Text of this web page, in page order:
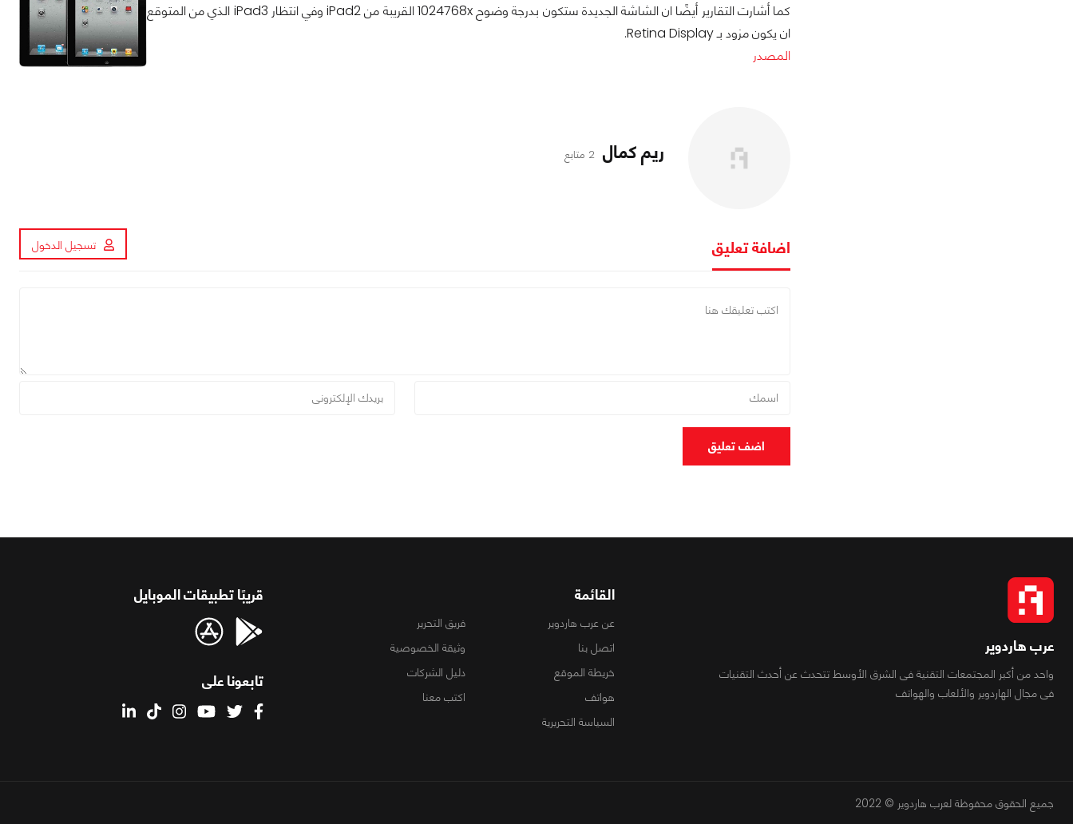
كما أشارت التقارير أيضًا ان الشاشة الجديدة ستكون بدرجة وضوح 1024768x القريبة من iPad2 وفي انتظار iPad3 الذي من المتوقع
ان يكون مزود بـ Retina Display.
المصدر
ريم كمال 2 متابع
اضافة تعليق تسجيل الدخول
اضف تعليق
عرب هاردوير
واحد من أكبر المجتمعات التقنية فى الشرق الأوسط تتحدث عن أحدث التقنيات
فى مجال الهاردوير والألعاب والهواتف
القائمة
عن عرب هاردوير
فريق التحرير
اتصل بنا
وثيقة الخصوصية
خريطة الموقع
دليل الشركات
هواتف
اكتب معنا
السياسة التحريرية
قريبًا تطبيقات الموبايل
تابعونا على
جميع الحقوق محفوظة لعرب هاردوير © 2022